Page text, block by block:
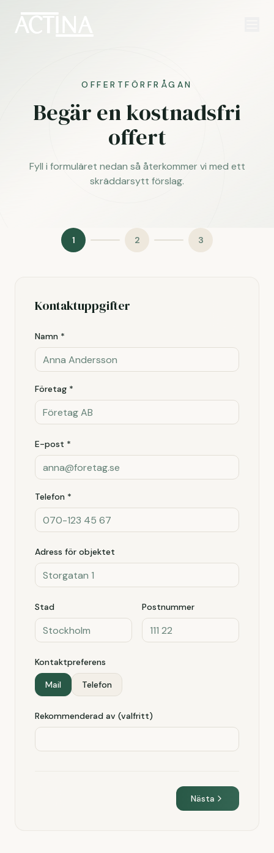
OFFERTFÖRFRÅGAN
Begär en kostnadsfri
offert
Fyll i formuläret nedan så återkommer vi med ett
skräddarsytt förslag.
1 2 3
Kontaktuppgifter
Namn *
Företag *
E-post *
Telefon *
Adress för objektet
Stad Postnummer
Kontaktpreferens
Mail Telefon
Rekommenderad av (valfritt)
Nästa